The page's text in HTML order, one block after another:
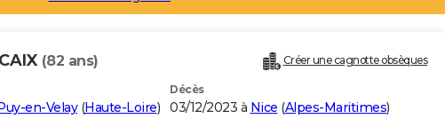
(82 ans) Créer une cagnotte obsèques
en-Velay(Haute-Loire)
Décès
03/12/2023 à Nice (Alpes-Maritimes)